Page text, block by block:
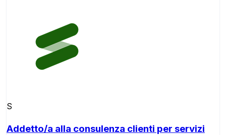
S
Addetto/a alla consulenza clienti per servizi